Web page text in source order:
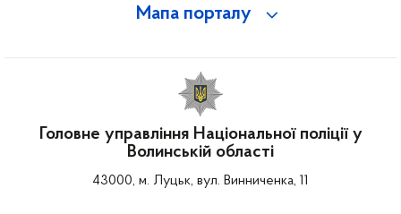
Мапа порталу
Головне управління Національної поліції у
Волинській області
43000, м. Луцьк, вул. Винниченка, 11